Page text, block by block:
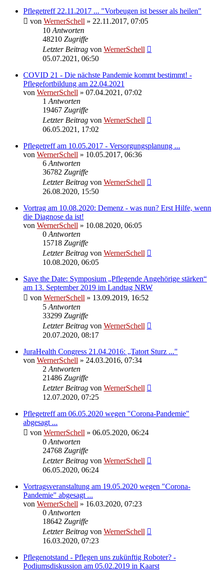
Pflegetreff 22.11.2017 ... "Vorbeugen ist besser als heilen"
von WernerSchell » 22.11.2017, 07:05
10 Antworten
48210 Zugriffe
Letzter Beitrag von WernerSchell
05.07.2021, 06:50
COVID 21 - Die nächste Pandemie kommt bestimmt! -
Pflegefortbildung am 22.04.2021
von WernerSchell » 07.04.2021, 07:02
1 Antworten
19467 Zugriffe
Letzter Beitrag von WernerSchell
06.05.2021, 17:02
Pflegetreff am 10.05.2017 - Versorgungsplanung ...
von WernerSchell » 10.05.2017, 06:36
6 Antworten
36782 Zugriffe
Letzter Beitrag von WernerSchell
26.08.2020, 15:50
Vortrag am 10.08.2020: Demenz - was nun? Erst Hilfe, wenn
die Diagnose da ist!
von WernerSchell » 10.08.2020, 06:05
0 Antworten
15718 Zugriffe
Letzter Beitrag von WernerSchell
10.08.2020, 06:05
Save the Date: Symposium „Pflegende Angehörige stärken“
am 13. September 2019 im Landtag NRW
von WernerSchell » 13.09.2019, 16:52
5 Antworten
33299 Zugriffe
Letzter Beitrag von WernerSchell
20.07.2020, 08:17
JuraHealth Congress 21.04.2016: „Tatort Sturz ..."
von WernerSchell » 24.03.2016, 07:34
2 Antworten
21486 Zugriffe
Letzter Beitrag von WernerSchell
12.07.2020, 07:25
Pflegetreff am 06.05.2020 wegen "Corona-Pandemie"
abgesagt ...
von WernerSchell » 06.05.2020, 06:24
0 Antworten
24768 Zugriffe
Letzter Beitrag von WernerSchell
06.05.2020, 06:24
Vortragsveranstaltung am 19.05.2020 wegen "Corona-
Pandemie" abgesagt ...
von WernerSchell » 16.03.2020, 07:23
0 Antworten
18642 Zugriffe
Letzter Beitrag von WernerSchell
16.03.2020, 07:23
Pflegenotstand - Pflegen uns zukünftig Roboter? -
Podiumsdiskussion am 05.02.2019 in Kaarst